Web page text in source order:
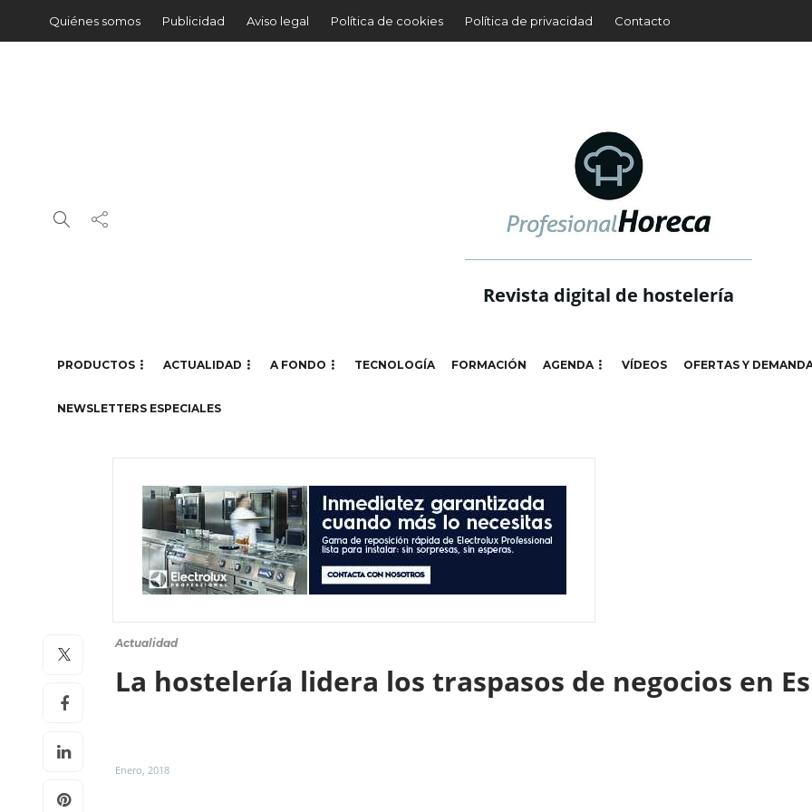
Quiénes somos Publicidad Aviso legal Política de cookies Política de privacidad Contacto
Revista digital de hostelería
PRODUCTOS ACTUALIDAD A FONDO TECNOLOGÍA FORMACIÓN AGENDA VÍDEOS OFERTAS Y
NEWSLETTERS ESPECIALES
Actualidad
La hostelería lidera los traspasos de negocios en
Enero, 2018